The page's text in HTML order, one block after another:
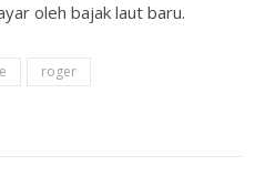
oleh bajak laut baru.
roger